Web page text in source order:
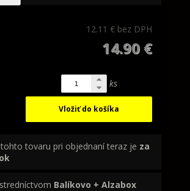
12.11 € bez DPH
14.90 €
ks
Vložiť do košíka
tovaru pri objednaní teraz je za
Balíkovo + Alzabox